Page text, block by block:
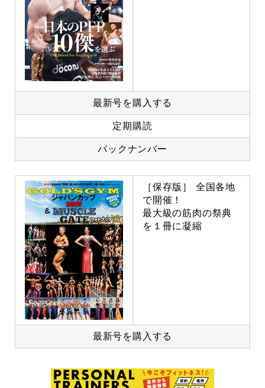
最新号を購入する
定期購読
バックナンバー
［保存版］ 全国各地
で開催！
最大級の筋肉の祭典
を１冊に凝縮
最新号を購入する